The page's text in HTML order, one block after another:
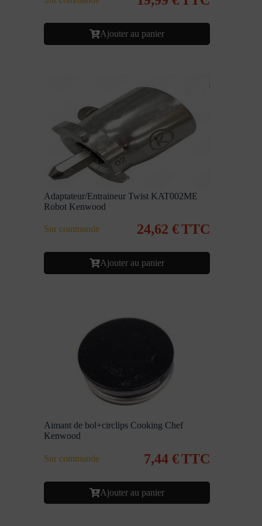
Ajouter au panier
Adaptateur/Entraineur Twist KAT002ME
Robot Kenwood
Sur commande 24,62 €TTC
Ajouter au panier
Aimant de bol+circlips Cooking Chef
Kenwood
Sur commande 7,44 €TTC
Ajouter au panier